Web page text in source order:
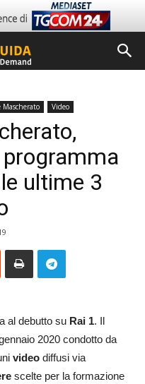
Video
ultime 3
al debutto su Rai 1. Il
2020 condotto da
video diffusi via
scelte per la formazione